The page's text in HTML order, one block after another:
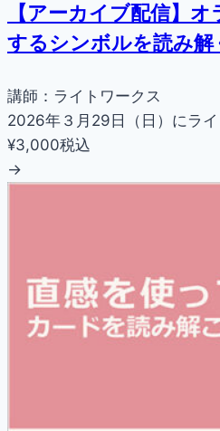
【アーカイブ配信】
するシンボルを読み解
講師：ライトワークス
2026年３月29日（日）にラ
¥3,000税込
→